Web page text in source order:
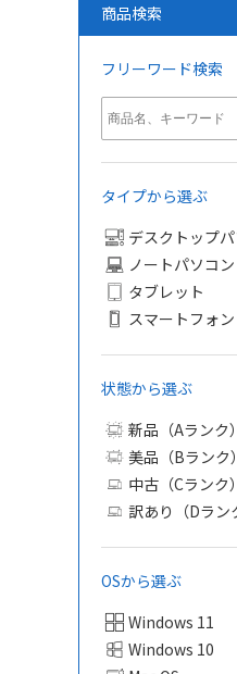
商品検索
フリーワード検索
タイプから選ぶ
デスクトップ
ノートパソコン
タブレット
スマートフォン
状態から選ぶ
新品（Aランク）
美品（Bランク）
中古（Cランク）
訳あり（Dラン
OSから選ぶ
Windows 11
Windows 10